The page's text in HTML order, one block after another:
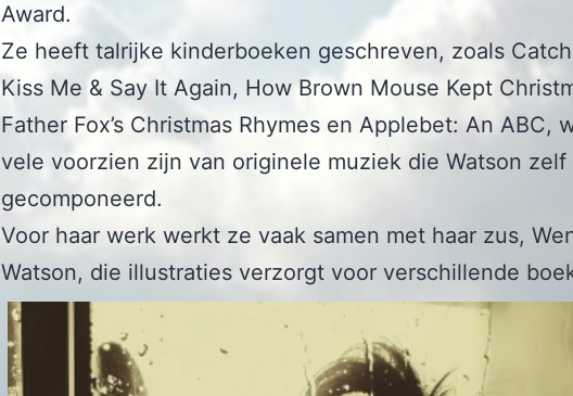
Award.
Ze heeft talrijke kinderboeken geschreven, zoals
Kiss Me & Say It Again, How Brown Mouse Kept
Father Fox’s Christmas Rhymes en Applebet: An ABC,
vele voorzien zijn van originele muziek die Watson
gecomponeerd.
Voor haar werk werkt ze vaak samen met haar zus,
Watson, die illustraties verzorgt voor verschillende